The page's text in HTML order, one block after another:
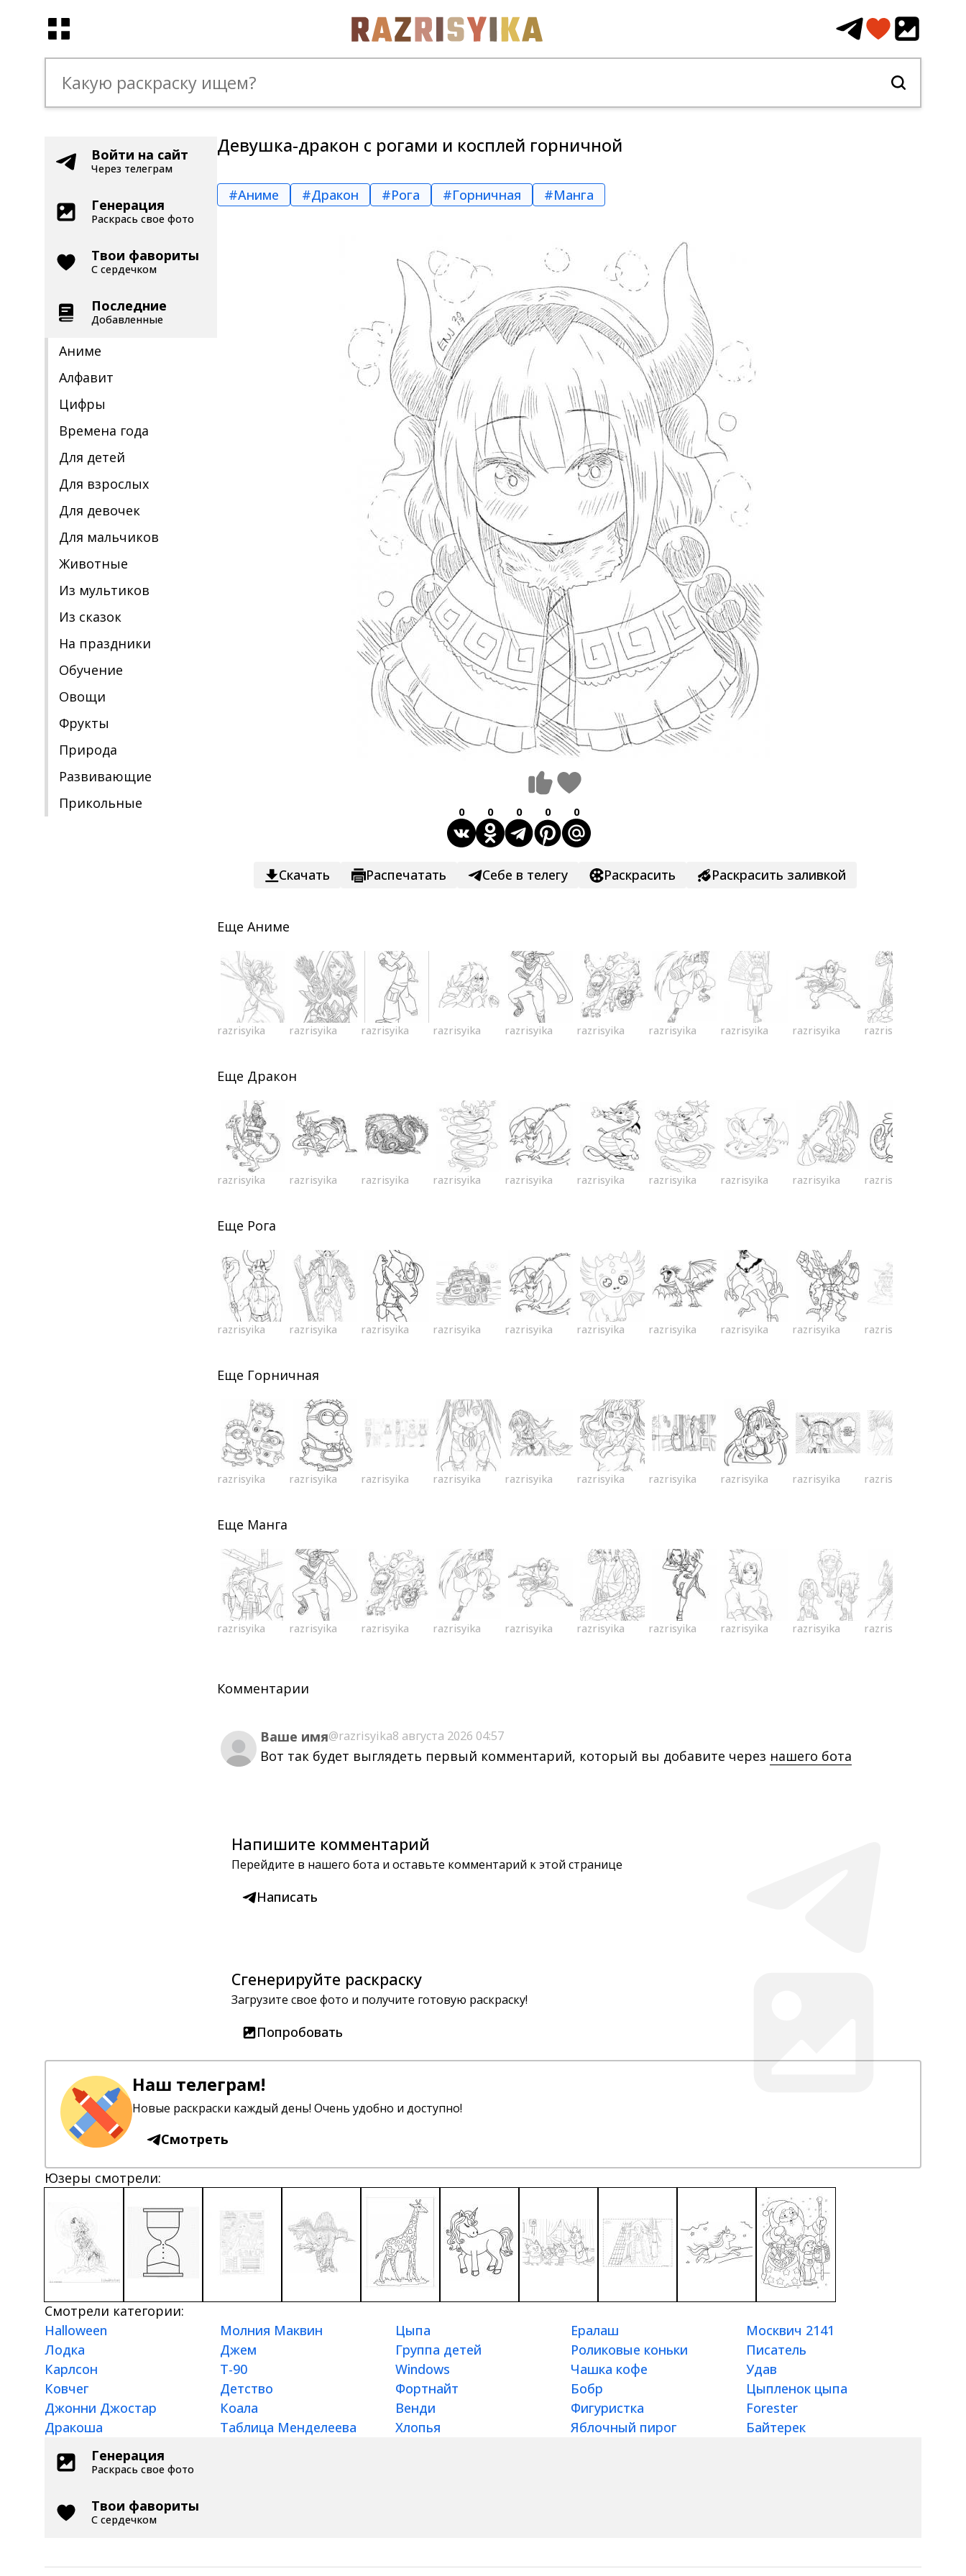
Войти на сайт
Через телеграм
Генерация
Раскрась свое фото
Твои фавориты
С сердечком
Последние
Добавленные
Аниме
Алфавит
Цифры
Времена года
Для детей
Для взрослых
Для девочек
Для мальчиков
Животные
Из мультиков
Из сказок
На праздники
Обучение
Овощи
Фрукты
Природа
Развивающие
Прикольные
Девушка-дракон с рогами и косплей горничной
#Аниме #Дракон #Рога #Горничная #Манга
0 0 0 0 0
Скачать Распечатать Себе в телегу Раскрасить Раскрасить заливкой
Еще Аниме
razrisyika razrisyika razrisyika razrisyika razrisyika razrisyika razrisyika razrisyika razrisyika razrisyika
Еще Дракон
razrisyika razrisyika razrisyika razrisyika razrisyika razrisyika razrisyika razrisyika razrisyika razrisyika
Еще Рога
razrisyika razrisyika razrisyika razrisyika razrisyika razrisyika razrisyika razrisyika razrisyika razrisyika
Еще Горничная
razrisyika razrisyika razrisyika razrisyika razrisyika razrisyika razrisyika razrisyika razrisyika razrisyika
Еще Манга
razrisyika razrisyika razrisyika razrisyika razrisyika razrisyika razrisyika razrisyika razrisyika razrisyika
Комментарии
Ваше имя@razrisyika8 августа 2026 04:57
Вот так будет выглядеть первый комментарий, который вы добавите через нашего бота
Напишите комментарий
Перейдите в нашего бота и оставьте комментарий к этой странице
Написать
Сгенерируйте раскраску
Загрузите свое фото и получите готовую раскраску!
Попробовать
Наш телеграм!
Новые раскраски каждый день! Очень удобно и доступно!
Смотреть
Юзеры смотрели:
Смотрели категории:
Halloween
Молния Маквин Цыпа Ералаш
Москвич 2141
Лодка
Джем Группа детей Роликовые коньки
Писатель
Карлсон
Т-90 Windows Чашка кофе
Удав
Ковчег
Детство Фортнайт Бобр
Цыпленок цыпа
Джонни Джостар
Коала Венди Фигуристка
Forester
Дракоша
Таблица Менделеева Хлопья Яблочный пирог
Байтерек
Генерация
Раскрась свое фото
Твои фавориты
С сердечком